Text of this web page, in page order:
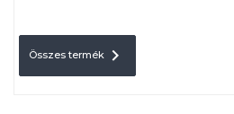
Összes termék 